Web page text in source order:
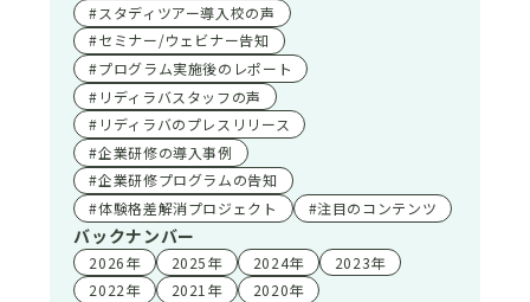
#スタディツアー導入校の声
#セミナー/ウェビナー告知
#プログラム実施後のレポート
#リディラバスタッフの声
#リディラバのプレスリリース
#企業研修の導入事例
#企業研修プログラムの告知
#体験格差解消プロジェクト
#注目のコンテンツ
バックナンバー
2026年 2025年 2024年
2023年
2022年
2021年 2020年